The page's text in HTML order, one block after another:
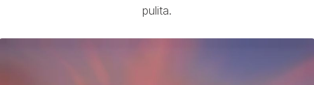
pulita.